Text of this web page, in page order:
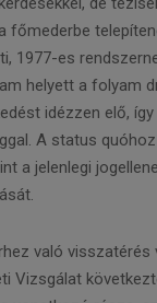
főmederbe
1977-es
helyett a folyam
idézzen elő,
A status
a jelenlegi
való
Vizsgálat